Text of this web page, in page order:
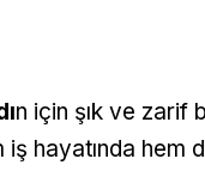
n için şık ve zarif
hayatında hem